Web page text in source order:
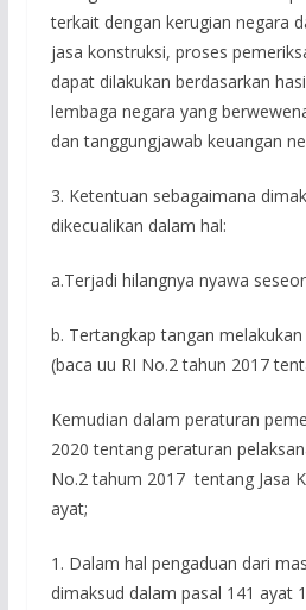
terkait dengan kerugian negara
jasa konstruksi, proses
dapat dilakukan berdasarkan
lembaga negara yang
dan tanggungjawab keuangan
3. Ketentuan sebagaimana
dikecualikan dalam hal:
a.Terjadi hilangnya nyawa
b. Tertangkap tangan
(baca uu RI No.2 tahun 2017
Kemudian dalam peraturan
2020 tentang peraturan
No.2 tahum 2017 tentang Jasa
ayat;
1. Dalam hal pengaduan dari
dimaksud dalam pasal 141 ayat